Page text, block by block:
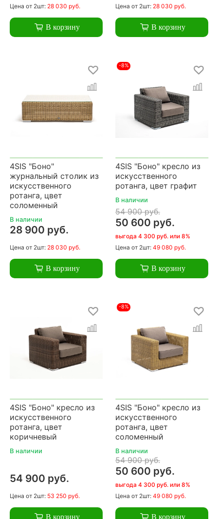
Цена от 2шт: 28 030 руб.
В корзину
Цена от 2шт: 28 030 руб.
В корзину
4SIS "Боно"
журнальный столик из
искусственного
ротанга, цвет
соломенный
В наличии
28 900 руб.
Цена от 2шт: 28 030 руб.
В корзину
-8%
4SIS "Боно" кресло из
искусственного
ротанга, цвет графит
В наличии
54 900 руб.
50 600 руб.
выгода 4 300 руб. или 8%
Цена от 2шт: 49 080 руб.
В корзину
4SIS "Боно" кресло из
искусственного
ротанга, цвет
коричневый
В наличии
54 900 руб.
Цена от 2шт: 53 250 руб.
В корзину
-8%
4SIS "Боно" кресло из
искусственного
ротанга, цвет
соломенный
В наличии
54 900 руб.
50 600 руб.
выгода 4 300 руб. или 8%
Цена от 2шт: 49 080 руб.
В корзину